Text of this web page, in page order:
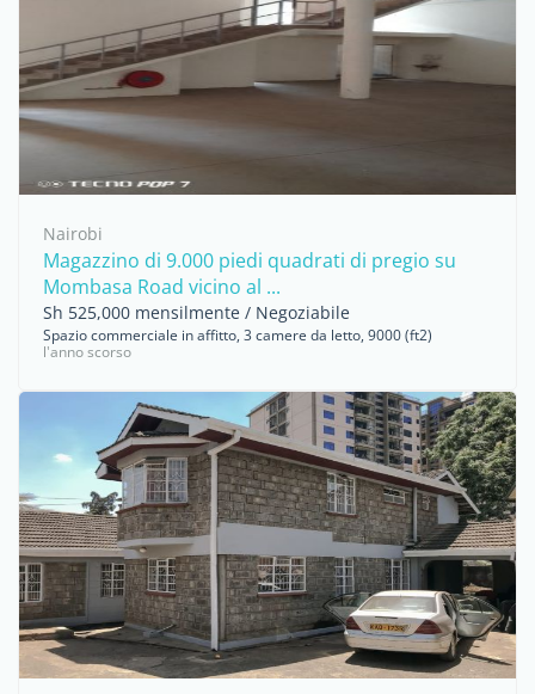
Nairobi
Magazzino di 9.000 piedi quadrati di pregio su
Mombasa Road vicino al ...
Sh 525,000 mensilmente / Negoziabile
Spazio commerciale in affitto, 3 camere da letto, 9000 (ft2)
l'anno scorso